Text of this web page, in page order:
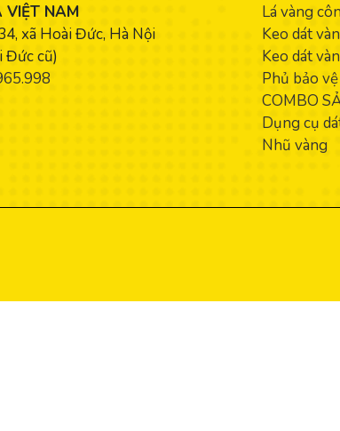
VIỆT NAM
xã Hoài Đức, Hà Nội
Đức cũ)
Lá vàng
Keo dát
Keo dát
Phủ bảo
COMBO
Dụng cụ
Nhũ vàng